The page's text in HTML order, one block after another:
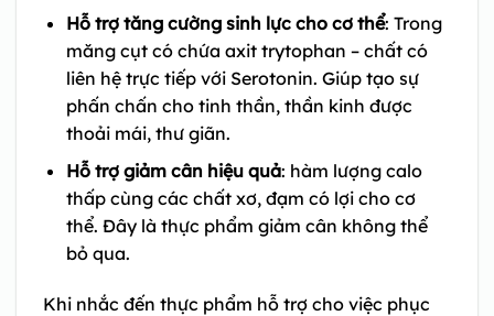
Hỗ trợ tăng cường sinh lực cho cơ thể: Trong
măng cụt có chứa axit trytophan – chất có
liên hệ trực tiếp với Serotonin. Giúp tạo sự
phấn chấn cho tinh thần, thần kinh được
thoải mái, thư giãn.
Hỗ trợ giảm cân hiệu quả: hàm lượng calo
thấp cùng các chất xơ, đạm có lợi cho cơ
thể. Đây là thực phẩm giảm cân không thể
bỏ qua.
Khi nhắc đến thực phẩm hỗ trợ cho việc phục